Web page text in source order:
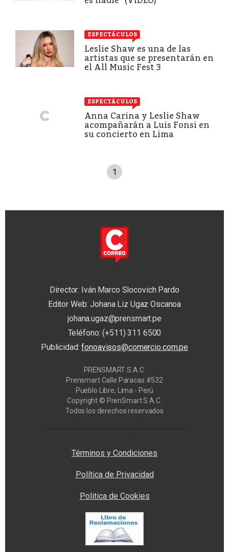
ESPECTÁCULOS
Leslie Shaw es una de las
artistas que se presentarán en
el All Music Fest 3
ESPECTÁCULOS
Anna Carina y Leslie Shaw
acompañarán a Luis Fonsi en
su concierto en Lima
1
Director: Iván Marco Slocovich Pardo
Editor Web: Johana Liz Ugaz Oscanoa
johana.ugaz@prensmart.pe
Teléfono: (+511) 311 6500
Publicidad:fonoavisos@comercio.com.pe
PRENSMART S.A.C.
Prensmart Calle Paracas #532
Pueblo Libre, Lima - Perú
Copyright © PrenSmart S.A.C.
Todos los derechos reservados
Términos y Condiciones
Política de Privacidad
Politica de Cookies